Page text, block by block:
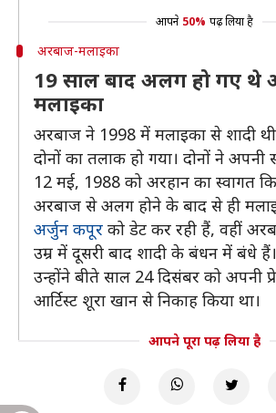
आपने 50% पढ़ लिया है
अरबाज-मलाइका
19 साल बाद अलग हो गए थे
मलाइका
अरबाज ने 1998 में मलाइका से शादी
दोनों का तलाक हो गया। दोनों ने
12 मई, 1988 को अरहान का स्वागत
अरबाज से अलग होने के बाद से ही
अर्जुन कपूर को डेट कर रही हैं, वहीं
उम्र में दूसरी बाद शादी के बंधन में बंधे हैं।
उन्होंने बीते साल 24 दिसंबर को अपनी
आर्टिस्ट शूरा खान से निकाह किया था।
आपने पूरा पढ़ लिया है